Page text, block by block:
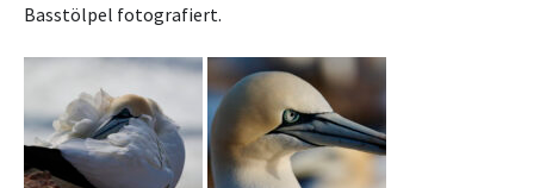
Basstölpel fotografiert.